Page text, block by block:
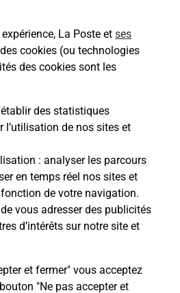
La Poste et ses
cookies (ou technologies
des cookies sont les
des statistiques
l’utilisation de nos sites et
: analyser les parcours
en temps réel nos sites et
de votre navigation.
vous adresser des publicités
d’intérêts sur notre site et
et fermer" vous acceptez
"Ne pas accepter et
La Poste
du courrierlundià 09h00
onglet